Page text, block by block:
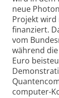
neue
Projekt wird
finanziert.
vom
während
Euro
computer-